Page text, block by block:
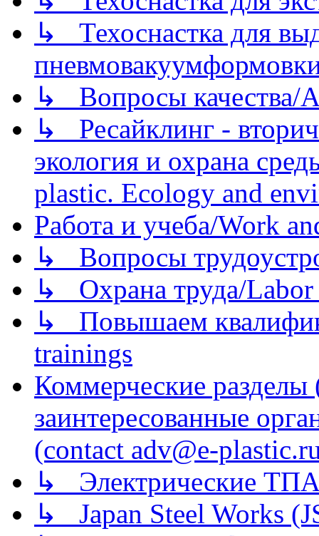
↳ Техоснастка для
↳ Вопросы качества/
↳ Ресайклинг -
экология и охрана
plastic. Ecology and
Работа и учеба/Work
↳ Вопросы
↳ Охрана труда/Labor
↳ Повышаем
trainings
Коммерческие
заинтересованные
(contact adv@e-
↳ Электрические
↳ Japan Steel Works